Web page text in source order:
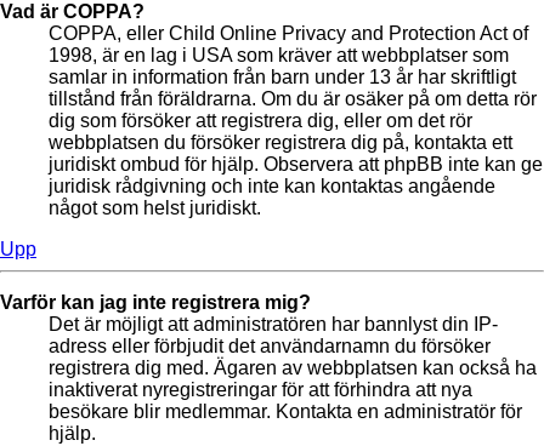
Vad är COPPA?
COPPA, eller Child Online Privacy and Protection Act of
1998, är en lag i USA som kräver att webbplatser som
samlar in information från barn under 13 år har skriftligt
tillstånd från föräldrarna. Om du är osäker på om detta rör
dig som försöker att registrera dig, eller om det rör
webbplatsen du försöker registrera dig på, kontakta ett
juridiskt ombud för hjälp. Observera att phpBB inte kan ge
juridisk rådgivning och inte kan kontaktas angående
något som helst juridiskt.
Upp
Varför kan jag inte registrera mig?
Det är möjligt att administratören har bannlyst din IP-
adress eller förbjudit det användarnamn du försöker
registrera dig med. Ägaren av webbplatsen kan också ha
inaktiverat nyregistreringar för att förhindra att nya
besökare blir medlemmar. Kontakta en administratör för
hjälp.